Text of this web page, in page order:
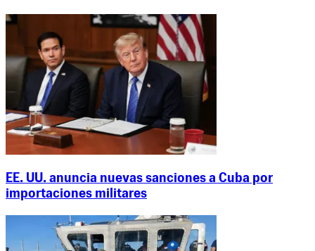
EE. UU. anuncia nuevas sanciones a Cuba por
importaciones militares